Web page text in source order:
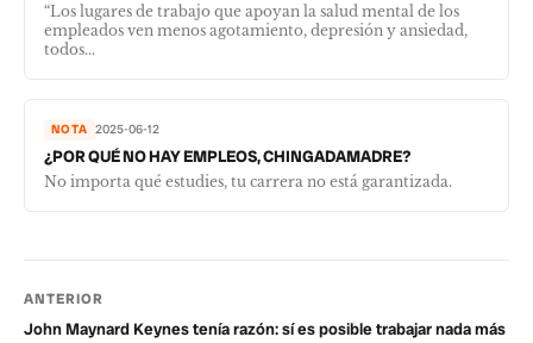
“Los lugares de trabajo que apoyan la salud mental de los
empleados ven menos agotamiento, depresión y ansiedad,
todos...
NOTA 2025-06-12
¿POR QUÉ NO HAY EMPLEOS, CHINGADAMADRE?
No importa qué estudies, tu carrera no está garantizada.
ANTERIOR
John Maynard Keynes tenía razón: sí es posible trabajar nada más